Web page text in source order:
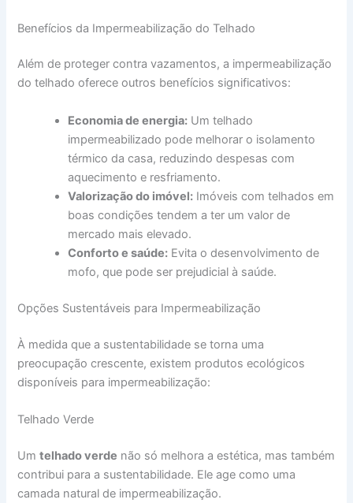
Benefícios da Impermeabilização do Telhado
Além de proteger contra vazamentos, a impermeabilização
do telhado oferece outros benefícios significativos:
Economia de energia: Um telhado
impermeabilizado pode melhorar o isolamento
térmico da casa, reduzindo despesas com
aquecimento e resfriamento.
Valorização do imóvel: Imóveis com telhados em
boas condições tendem a ter um valor de
mercado mais elevado.
Conforto e saúde: Evita o desenvolvimento de
mofo, que pode ser prejudicial à saúde.
Opções Sustentáveis para Impermeabilização
À medida que a sustentabilidade se torna uma
preocupação crescente, existem produtos ecológicos
disponíveis para impermeabilização:
Telhado Verde
Umtelhado verde não só melhora a estética, mas também
contribui para a sustentabilidade. Ele age como uma
camada natural de impermeabilização.